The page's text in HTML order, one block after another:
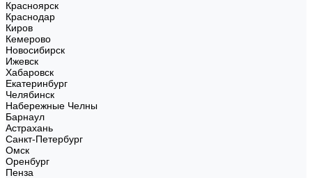
Красноярск
Краснодар
Киров
Кемерово
Новосибирск
Ижевск
Хабаровск
Екатеринбург
Челябинск
Набережные Челны
Барнаул
Астрахань
Санкт-Петербург
Омск
Оренбург
Пенза